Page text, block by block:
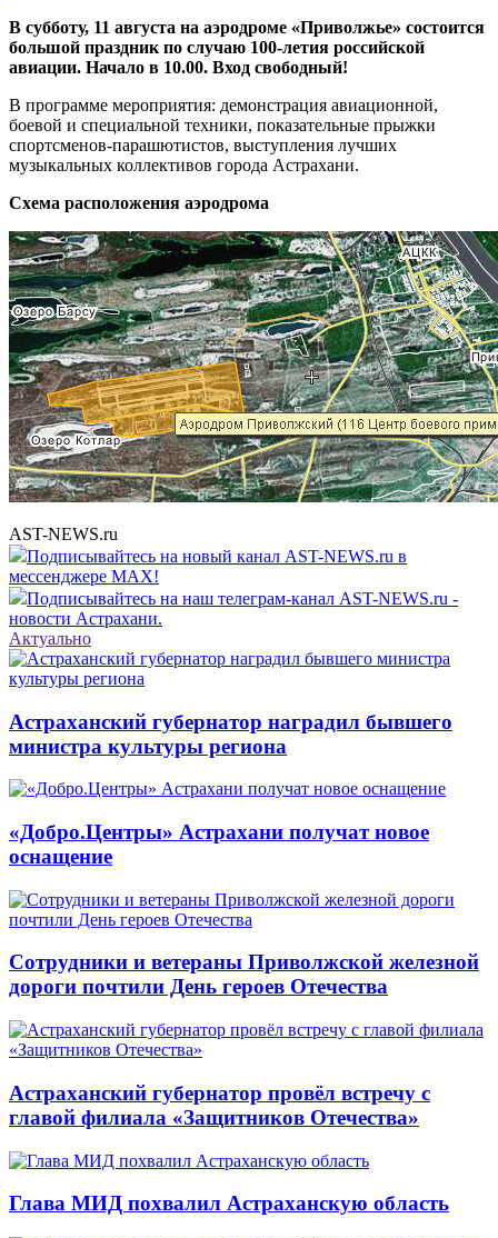
В субботу, 11 августа на аэродроме «Приволжье» состоится
большой праздник по случаю 100-летия российской
авиации. Начало в 10.00. Вход свободный!
В программе мероприятия: демонстрация авиационной,
боевой и специальной техники, показательные прыжки
спортсменов-парашютистов, выступления лучших
музыкальных коллективов города Астрахани.
Схема расположения аэродрома
AST-NEWS.ru
Подписывайтесь на новый канал AST-NEWS.ru в
мессенджере MAX!
Подписывайтесь на наш телеграм-канал AST-NEWS.ru -
новости Астрахани.
Актуально
Астраханский губернатор наградил бывшего
министра культуры региона
«Добро.Центры» Астрахани получат новое
оснащение
Сотрудники и ветераны Приволжской железной
дороги почтили День героев Отечества
Астраханский губернатор провёл встречу с
главой филиала «Защитников Отечества»
Глава МИД похвалил Астраханскую область